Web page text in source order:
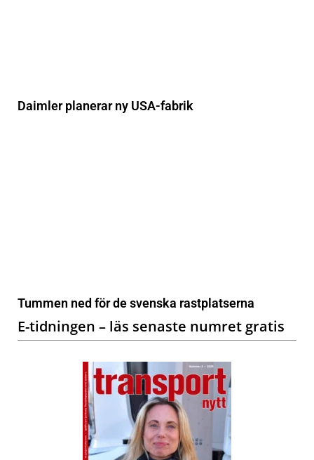
Daimler planerar ny USA-fabrik
Tummen ned för de svenska rastplatserna
E-tidningen – läs senaste numret gratis